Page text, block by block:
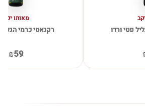
פטי ורדו
מאותו יקב
רקנאטי כרמי
₪59